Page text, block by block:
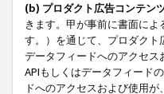
(b) プロダクト広告コンテン
きます。甲が事前に書面に
す。）を通じて、プロダク
データフィードへのアクセ
APIもしくはデータフィード
ドへのアクセスおよび使用